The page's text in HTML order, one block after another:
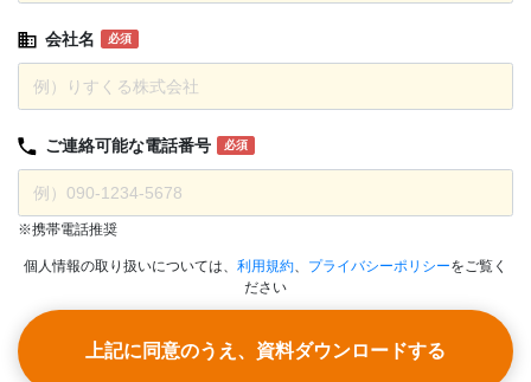
会社名 必須
ご連絡可能な電話番号 必須
※携帯電話推奨
個人情報の取り扱いについては、 利用規約 プライバシーポリシーをご覧く
ださい
上記に同意のうえ、資料ダウンロードする